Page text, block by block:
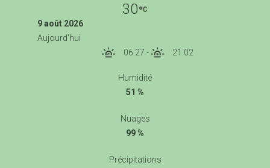
30
9 août 2026
Aujourd'hui
06:27 - 21:02
Humidité
51 %
Nuages
99 %
Précipitations